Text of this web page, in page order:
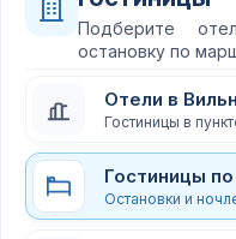
Подберите
остановку по
Отели в
Гостиницы в
Гостиницы
Остановки и